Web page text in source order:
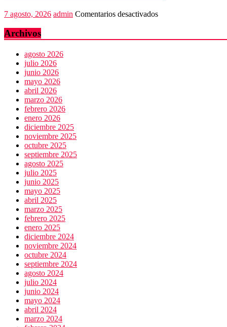
7 agosto, 2026 admin Comentarios desactivadosen
Museo
Archivos
agosto 2026
julio 2026
junio 2026
mayo 2026
abril 2026
marzo 2026
febrero 2026
enero 2026
diciembre 2025
noviembre 2025
octubre 2025
septiembre 2025
agosto 2025
julio 2025
junio 2025
mayo 2025
abril 2025
marzo 2025
febrero 2025
enero 2025
diciembre 2024
noviembre 2024
octubre 2024
septiembre 2024
agosto 2024
julio 2024
junio 2024
mayo 2024
abril 2024
marzo 2024